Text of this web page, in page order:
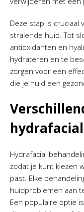
Deze stap is
stralende huid. Tot
antioxidanten en
hydrateren en te
zorgen voor een
die je huid een
Hydrafacial
zodat je kunt kiezen
past. Elke
huidproblemen aan
Een populaire optie